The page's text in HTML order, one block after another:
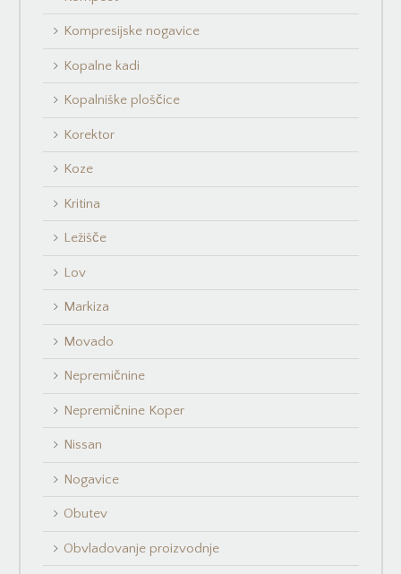
Kompresijske nogavice
Kopalne kadi
Kopalniške ploščice
Korektor
Koze
Kritina
Ležišče
Lov
Markiza
Movado
Nepremičnine
Nepremičnine Koper
Nissan
Nogavice
Obutev
Obvladovanje proizvodnje